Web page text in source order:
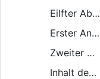
Eilfter Abschnitt. Landesherrliche und Landständische vereinigte Commission.
Erster Anhang. Neue Annalen des Grosherzogthums Mecklenb.Schwerin 1825.
Zweiter Anhang. Repertorium der MecklenburgSchwerinschen Literatur, 1825.
Inhalt des ersten Theils.